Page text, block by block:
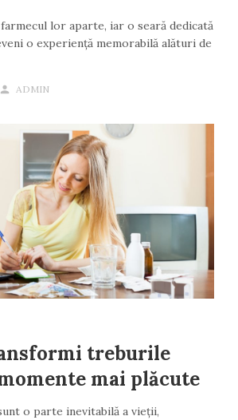
lor aparte, iar o seară dedicată
o experiență memorabilă alături de
ADMIN
treburile
mai plăcute
o parte inevitabilă a vieții,